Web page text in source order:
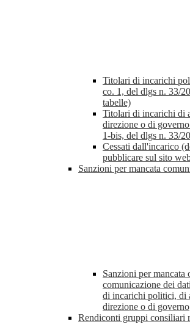
Titolari di incarichi
co. 1, del dlgs n. 33/
tabelle)
Titolari di incarichi di
direzione o di
1-bis, del dlgs n. 33/
Cessati dall'incarico
pubblicare sul sito
Sanzioni per mancata
Sanzioni per mancata
comunicazione dei
di incarichi politici, di
direzione o di governo
Rendiconti gruppi consiliari